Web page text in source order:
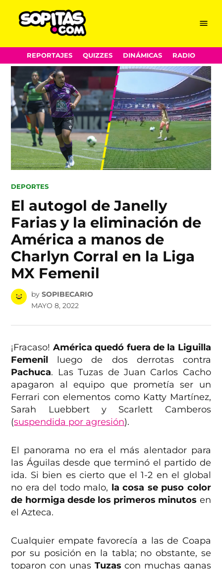
Skip
to
content
Menu
REPORTAJES QUIZZES DINÁMICAS RADIO
POSTED
DEPORTES
El autogol de Janelly
Farias y la eliminación de
América a manos de
Charlyn Corral en la Liga
MX Femenil
by SOPIBECARIO
MAYO 8, 2022
¡Fracaso! América quedó fuera de la Liguilla
Femenil luego de dos derrotas contra
Pachuca. Las Tuzas de Juan Carlos Cacho
apagaron al equipo que prometía ser un
Ferrari con elementos como Katty Martínez,
Sarah Luebbert y Scarlett Camberos
(suspendida por agresión).
El panorama no era el más alentador para
las Águilas desde que terminó el partido de
ida. Si bien es cierto que el 1-2 en el global
no era del todo malo, la cosa se puso color
de hormiga desde los primeros minutos en
el Azteca.
Cualquier empate favorecía a las de Coapa
por su posición en la tabla; no obstante, se
toparon con unas Tuzas con muchas ganas